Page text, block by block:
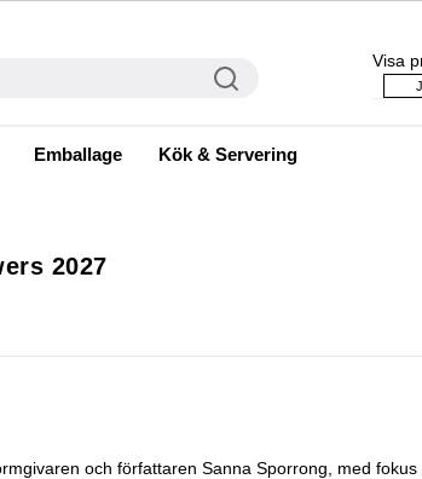
Visa
Emballage Kök & Servering
2027
och författaren Sanna Sporrong, med